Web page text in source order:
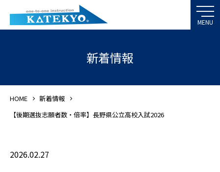
新着情報
HOME
新着情報
【後期選抜志願者数・倍率】長野県公立高校入試2026
2026.02.27